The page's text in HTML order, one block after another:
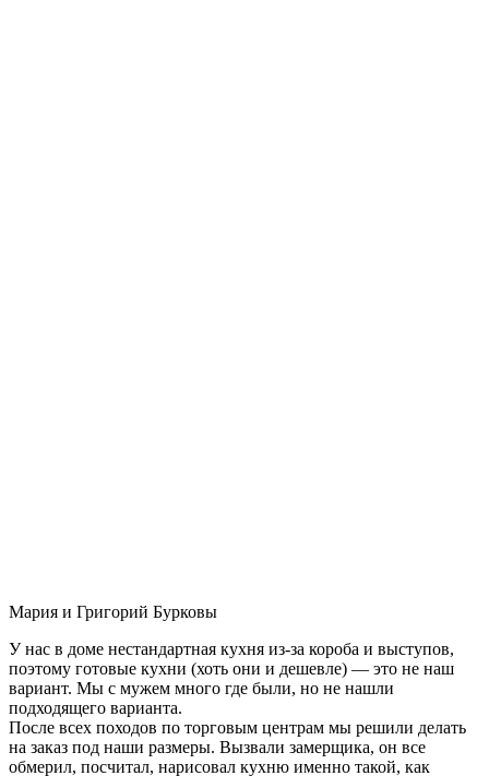
Мария и Григорий Бурковы
У нас в доме нестандартная кухня из-за короба и выступов,
поэтому готовые кухни (хоть они и дешевле) — это не наш
вариант. Мы с мужем много где были, но не нашли
подходящего варианта.
После всех походов по торговым центрам мы решили делать
на заказ под наши размеры. Вызвали замерщика, он все
обмерил, посчитал, нарисовал кухню именно такой, как